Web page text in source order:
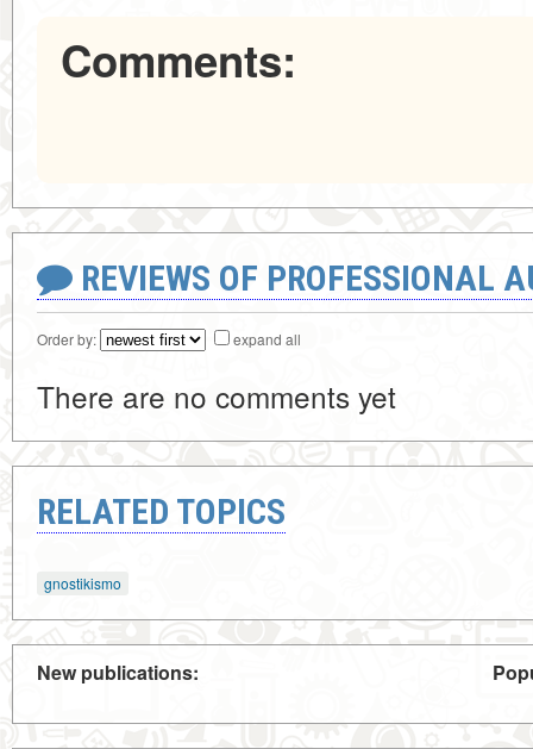
Comments:
REVIEWS OF PROFESSIONAL
Order by: expand all
There are no comments yet
RELATED TOPICS
gnostikismo
New publications: